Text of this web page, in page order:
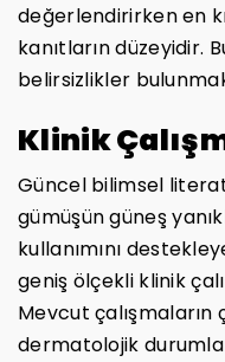
değerlendirirken en
kanıtların düzeyidir.
belirsizlikler
Klinik
Güncel bilimsel
gümüşün güneş
kullanımını
geniş ölçekli klinik
Mevcut çalışmaların
dermatolojik